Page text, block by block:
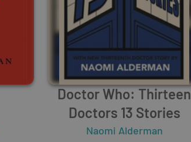
Doctor Who: Thirteen
Doctors 13 Stories
Naomi Alderman